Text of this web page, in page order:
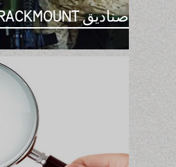
صناديق RACKMOUNT